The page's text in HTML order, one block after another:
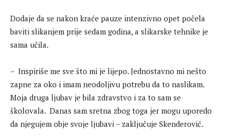
Dodaje da se nakon kraće pauze intenzivno opet počela
baviti slikanjem prije sedam godina, a slikarske tehnike je
sama učila.
– Inspiriše me sve što mi je lijepo. Jednostavno mi nešto
zapne za oko i imam neodoljivu potrebu da to naslikam.
Moja druga ljubav je bila zdravstvo i za to sam se
školovala. Danas sam sretna zbog toga jer mogu uporedo
da njegujem obje svoje ljubavi – zaključuje Skenderović.